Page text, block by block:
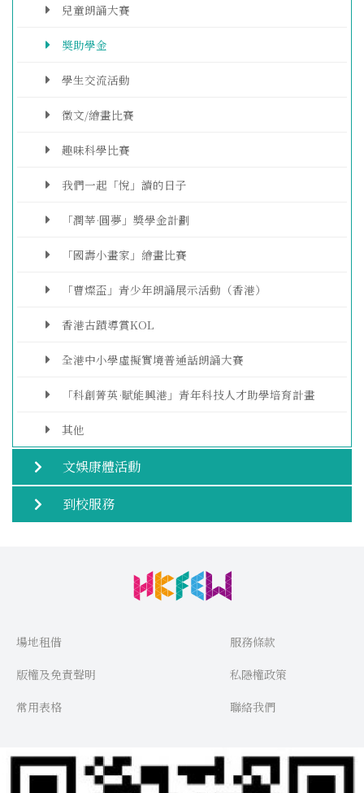
兒童朗誦大賽
奬助學金
學生交流活動
徵文/繪畫比賽
趣味科學比賽
我們一起「悅」讀的日子
「潤莘·圓夢」獎學金計劃
「國壽小畫家」繪畫比賽
「曹燦盃」青少年朗誦展示活動（香港）
香港古蹟導賞KOL
全港中小學虛擬實境普通話朗誦大賽
「科創菁英·賦能興港」青年科技人才助學培育計畫
其他
文娛康體活動
到校服務
場地租借
服務條款
版權及免責聲明
私隱權政策
常用表格
聯絡我們